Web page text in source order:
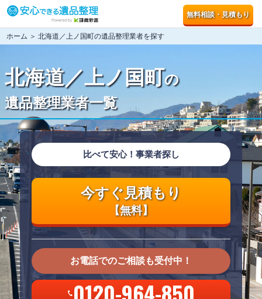
無料相談・見積もり
ホーム ＞ 北海道／上ノ国町の遺品整理業者を探す
北海道／上ノ国町の
遺品整理業者一覧
比べて安心！事業者探し
今すぐ見積もり
【無料】
お電話でのご相談も受付中！